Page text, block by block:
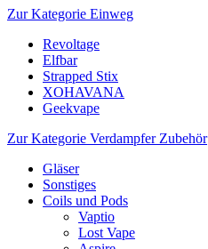
Zur Kategorie Einweg
Revoltage
Elfbar
Strapped Stix
XOHAVANA
Geekvape
Zur Kategorie Verdampfer Zubehör
Gläser
Sonstiges
Coils und Pods
Vaptio
Lost Vape